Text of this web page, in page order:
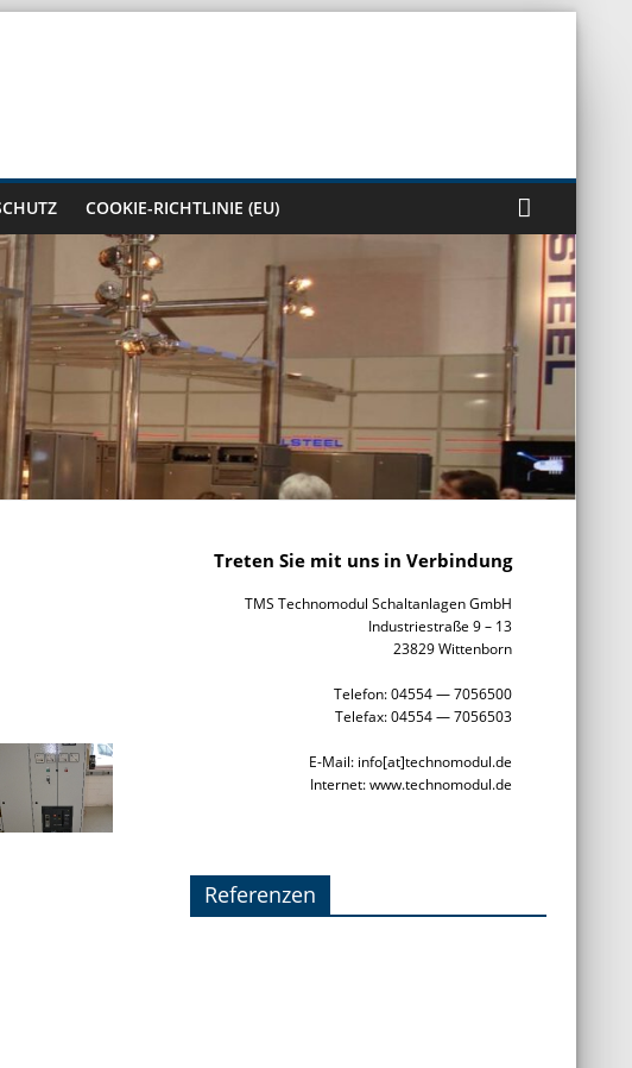
COOKIE-RICHTLINIE (EU)
Treten Sie mit uns in Verbindung
TMS Technomodul Schaltanlagen GmbH
Industriestraße 9 – 13
23829 Wittenborn
Telefon: 04554 — 7056500
Telefax: 04554 — 7056503
E-Mail: info[at]technomodul.de
Internet: www.technomodul.de
Referenzen